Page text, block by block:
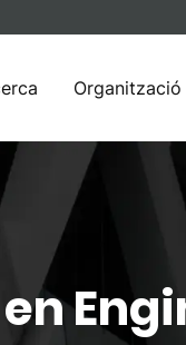
Organització